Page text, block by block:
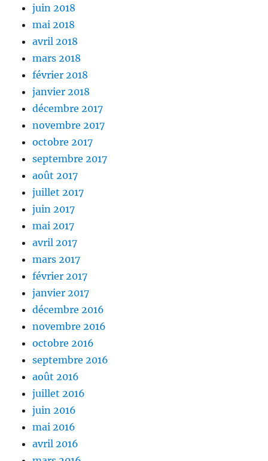
juin 2018
mai 2018
avril 2018
mars 2018
février 2018
janvier 2018
décembre 2017
novembre 2017
octobre 2017
septembre 2017
août 2017
juillet 2017
juin 2017
mai 2017
avril 2017
mars 2017
février 2017
janvier 2017
décembre 2016
novembre 2016
octobre 2016
septembre 2016
août 2016
juillet 2016
juin 2016
mai 2016
avril 2016